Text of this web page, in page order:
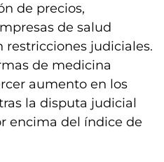
de precios,
de salud
restricciones judiciales.
de medicina
aumento en los
la disputa judicial
encima del índice de